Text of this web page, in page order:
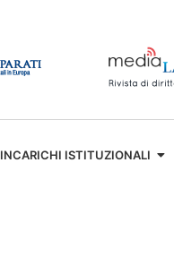
INCARICHI ISTITUZIONALI